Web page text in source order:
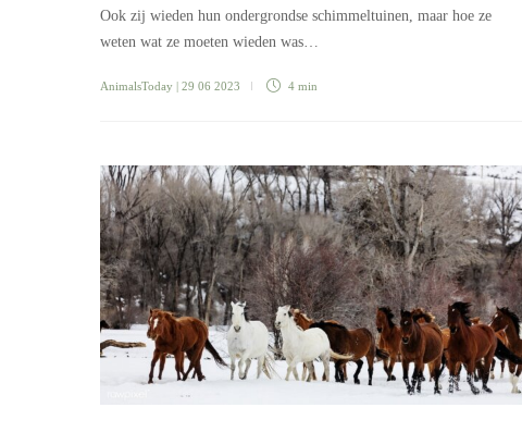
Ook zij wieden hun ondergrondse schimmeltuinen, maar hoe ze
weten wat ze moeten wieden was…
AnimalsToday | 29 06 2023 4 min